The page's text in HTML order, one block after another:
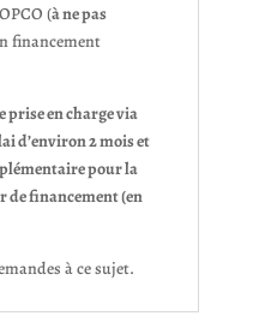
(à ne pas
financement
prise en charge via
d’environ 2 mois et
pour la
de financement (en
à ce sujet.